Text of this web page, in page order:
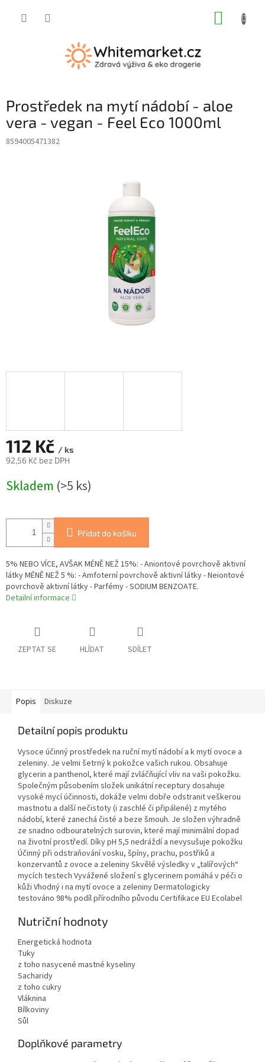
Prostředek na mytí nádobí - aloe
vera - vegan - Feel Eco 1000ml
8594005471382
112 Kč / ks
92,56 Kč bez DPH
cena:
Skladem (>5 ks)
Přidat do košíku
5% NEBO VÍCE, AVŠAK MÉNĚ NEŽ 15%: - Aniontové povrchově aktivní
látky MÉNĚ NEŽ 5 %: - Amfoterní povrchově aktivní látky - Neiontové
povrchově aktivní látky - Parfémy - SODIUM BENZOATE.
Detailní informace
ZEPTAT SE HLÍDAT SDÍLET
Popis Diskuze
Detailní popis produktu
Vysoce účinný prostředek na ruční mytí nádobí a k mytí ovoce a
zeleniny. Je velmi šetrný k pokožce vašich rukou. Obsahuje
glycerin a panthenol, které mají zvláčňující vliv na vaši pokožku.
Společným působením složek unikátní receptury dosahuje
vysoké mycí účinnosti, dokáže velmi dobře odstranit veškerou
mastnotu a další nečistoty (i zaschlé či připálené) z mytého
nádobí, které zanechá čisté a beze šmouh. Je složen výhradně
ze snadno odbouratelných surovin, které mají minimální dopad
na životní prostředí. Díky pH 5,5 nedráždí a nevysušuje pokožku
Účinný při odstraňování vosku, špíny, prachu, postřiků a
konzervantů z ovoce a zeleniny Skvělé výsledky v „talířových“
mycích testech Vyvážené složení s glycerinem pomáhá v péči o
kůži Vhodný i na mytí ovoce a zeleniny Dermatologicky
testováno 98% podíl přírodního původu Certifikace EU Ecolabel
Nutriční hodnoty
Energetická hodnota
Tuky
z toho nasycené mastné kyseliny
Sacharidy
z toho cukry
Vláknina
Bílkoviny
Sůl
Doplňkové parametry